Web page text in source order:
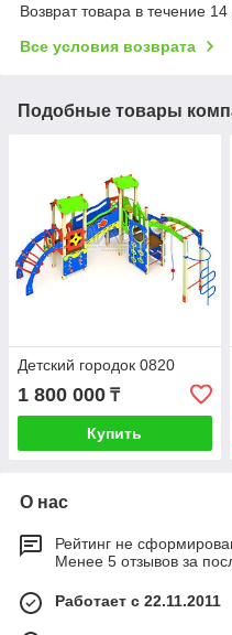
Возврат товара в течение
Все условия возврата
Подобные товары
Детский городок 0820
1 800 000 ₸
Купить
О нас
Рейтинг не
Менее 5 отзывов за
Работает с 22.11.2011